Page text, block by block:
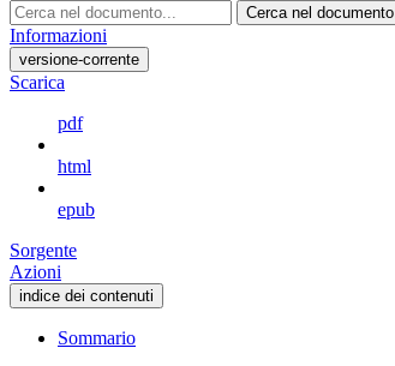
Cerca nel documento
Informazioni
versione-corrente
Scarica
pdf
html
epub
Sorgente
Azioni
indice dei contenuti
Sommario